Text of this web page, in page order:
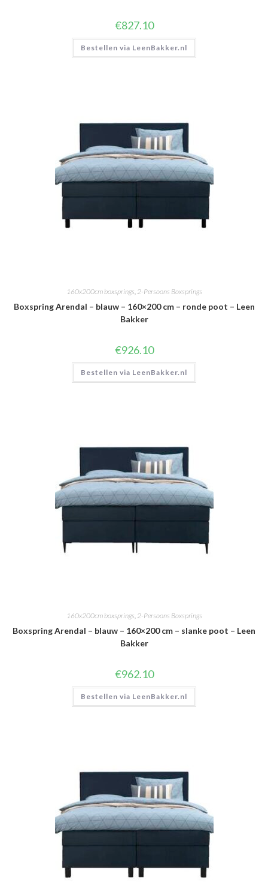
€827.10
Bestellen via LeenBakker.nl
160x200cm boxsprings 2-Persoons Boxsprings
Boxspring Arendal – blauw – 160×200 cm – ronde poot – Leen
Bakker
€926.10
Bestellen via LeenBakker.nl
160x200cm boxsprings,2-Persoons Boxsprings
Boxspring Arendal – blauw – 160×200 cm – slanke poot – Leen
Bakker
€962.10
Bestellen via LeenBakker.nl